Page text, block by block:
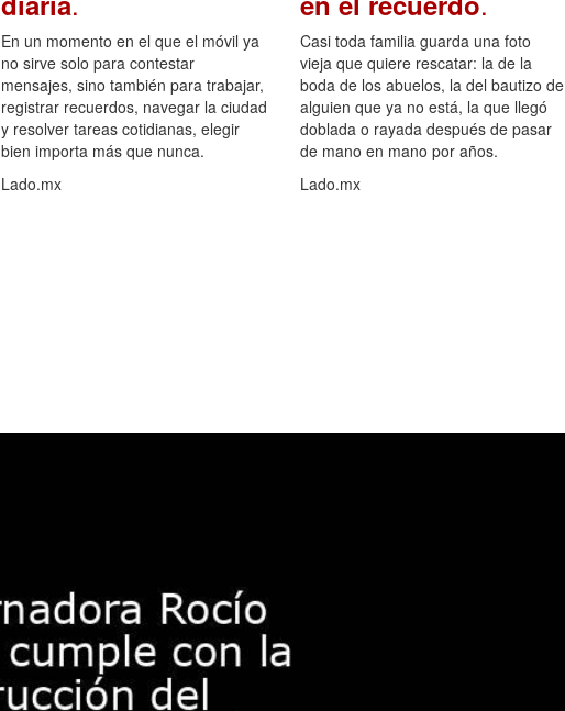
En un momento en el que el móvil ya
no sirve solo para contestar
mensajes, sino también para trabajar,
registrar recuerdos, navegar la ciudad
y resolver tareas cotidianas, elegir
bien importa más que nunca.
Lado.mx
Casi toda familia guarda una foto
vieja que quiere rescatar: la de la
boda de los abuelos, la del bautizo de
alguien que ya no está, la que llegó
doblada o rayada después de pasar
de mano en mano por años.
Lado.mx